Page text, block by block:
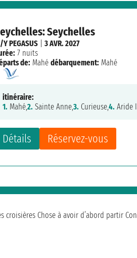
Seychelles
Détails Réservez-vous
Y PEGASUS |3 AVR. 2027
7 nuits
de: Mahé débarquement: Mahé
itinéraire:
1. Mahé,2. Sainte Anne,3. Curieuse,4. Aride
croisières Chose à avoir d’abord partir